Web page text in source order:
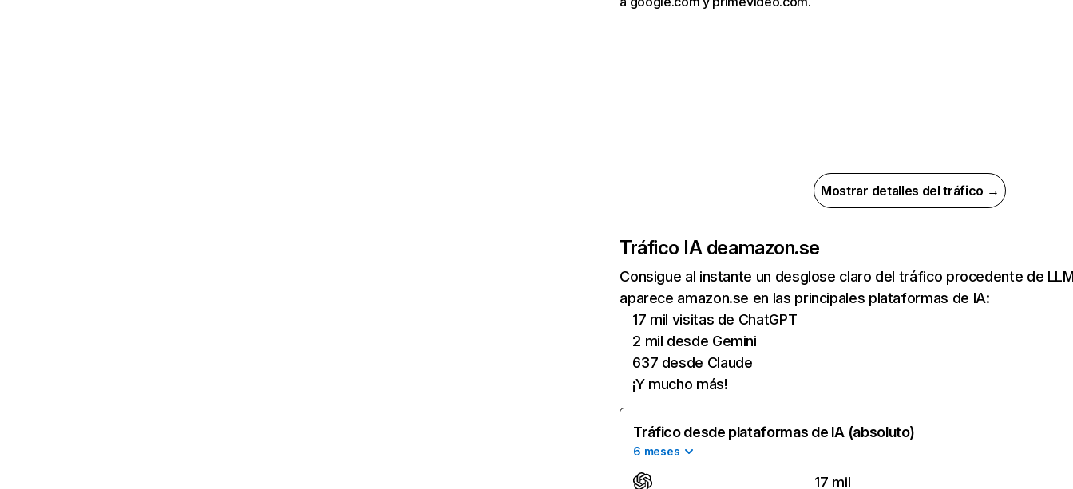
Mostrar detalles del tráfico →
Tráfico IA deamazon.se
Consigue al instante un desglose claro del tráfico procedente de
aparece amazon.se en las principales plataformas de IA:
17 mil visitas de ChatGPT
2 mil desde Gemini
637 desde Claude
¡Y mucho más!
Tráfico desde plataformas de IA (absoluto)
6 meses
17 mil